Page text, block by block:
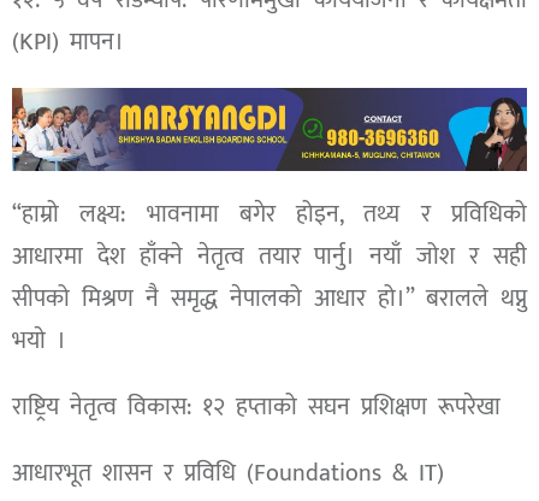
(KPI) मापन।
“हाम्रो लक्ष्य: भावनामा बगेर होइन, तथ्य र प्रविधिको
आधारमा देश हाँक्ने नेतृत्व तयार पार्नु। नयाँ जोश र सही
सीपको मिश्रण नै समृद्ध नेपालको आधार हो।” बरालले थप्नु
भयाे ।
राष्ट्रिय नेतृत्व विकास: १२ हप्ताको सघन प्रशिक्षण रूपरेखा
आधारभूत शासन र प्रविधि (Foundations & IT)